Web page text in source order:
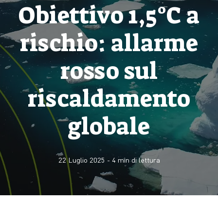
Obiettivo 1,5°C a
rischio: allarme
rosso sul
riscaldamento
globale
22 Luglio 2025 - 4min di lettura